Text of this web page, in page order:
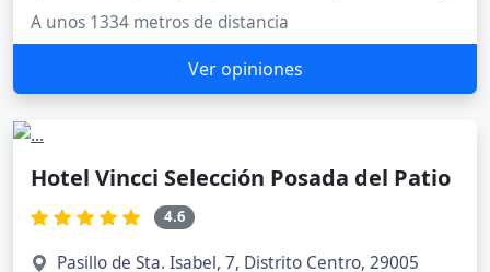
A unos 1334 metros de distancia
Ver opiniones
Hotel Vincci Selección Posada del Patio
4.6
Pasillo de Sta. Isabel, 7, Distrito Centro, 29005